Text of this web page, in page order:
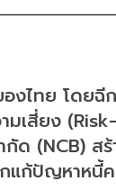
งไทย โดย
มเสี่ยง
(NCB) สร้
ก้ปัญหาหนี้